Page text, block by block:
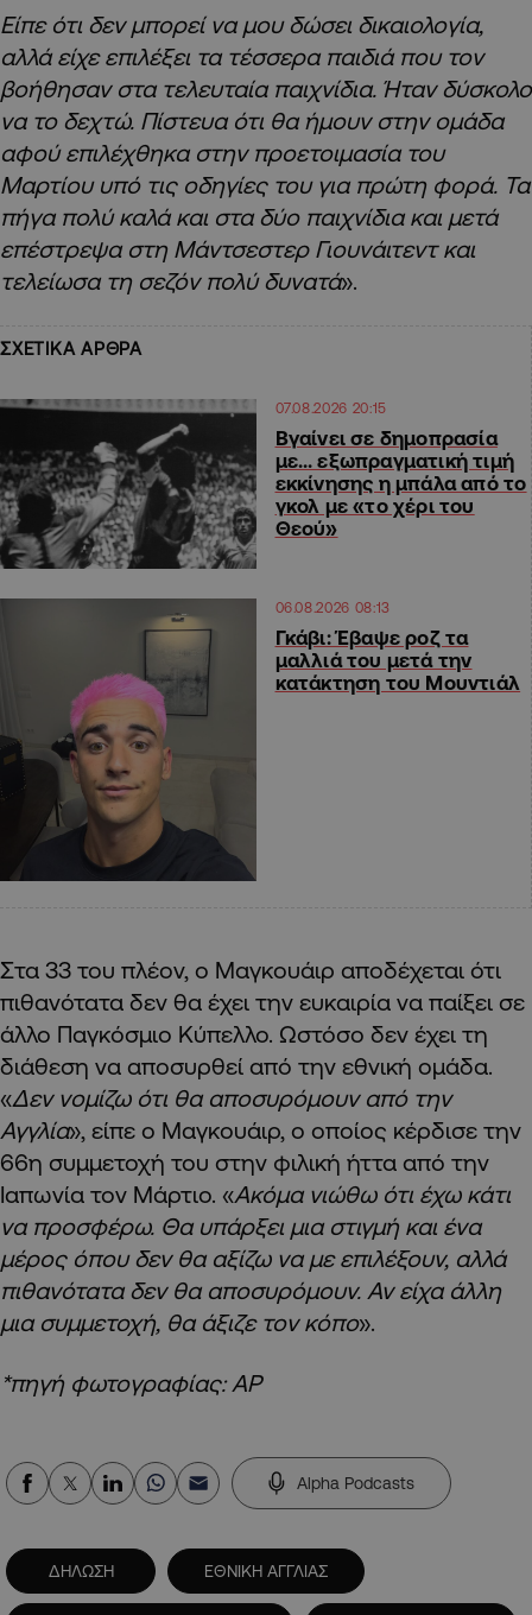
Είπε ότι δεν μπορεί να μου δώσει δικαιολογία,
αλλά είχε επιλέξει τα τέσσερα παιδιά που τον
βοήθησαν στα τελευταία παιχνίδια. Ήταν δύσκολο
να το δεχτώ. Πίστευα ότι θα ήμουν στην ομάδα
αφού επιλέχθηκα στην προετοιμασία του
Μαρτίου υπό τις οδηγίες του για πρώτη φορά. Τα
πήγα πολύ καλά και στα δύο παιχνίδια και μετά
επέστρεψα στη Μάντσεστερ Γιουνάιτεντ και
τελείωσα τη σεζόν πολύ δυνατά».
ΣΧΕΤΙΚΑ ΑΡΘΡΑ
07.08.2026 20:15
Βγαίνει σε δημοπρασία
με… εξωπραγματική τιμή
εκκίνησης η μπάλα από το
γκολ με «το χέρι του
Θεού»
06.08.2026 08:13
Γκάβι: Έβαψε ροζ τα
μαλλιά του μετά την
κατάκτηση του Μουντιάλ
Στα 33 του πλέον, ο Μαγκουάιρ αποδέχεται ότι
πιθανότατα δεν θα έχει την ευκαιρία να παίξει σε
άλλο Παγκόσμιο Κύπελλο. Ωστόσο δεν έχει τη
διάθεση να αποσυρθεί από την εθνική ομάδα.
«Δεν νομίζω ότι θα αποσυρόμουν από την
Αγγλία», είπε ο Μαγκουάιρ, ο οποίος κέρδισε την
66η συμμετοχή του στην φιλική ήττα από την
Ιαπωνία τον Μάρτιο. «Ακόμα νιώθω ότι έχω κάτι
να προσφέρω. Θα υπάρξει μια στιγμή και ένα
μέρος όπου δεν θα αξίζω να με επιλέξουν, αλλά
πιθανότατα δεν θα αποσυρόμουν. Αν είχα άλλη
μια συμμετοχή, θα άξιζε τον κόπο».
*πηγή φωτογραφίας: ΑΡ
Alpha Podcasts
ΔΗΛΩΣΗ ΕΘΝΙΚΗ ΑΓΓΛΙΑΣ